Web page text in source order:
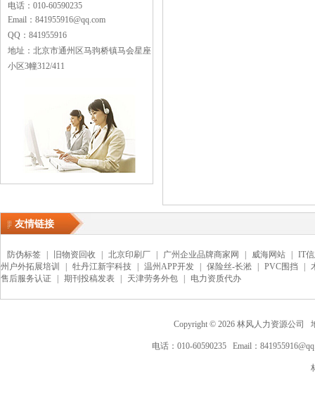
电话：010-60590235
Email：841955916@qq.com
QQ：841955916
地址：北京市通州区马驹桥镇马会星座
小区3幢312/411
友情链接
防伪标签 旧物资回收 北京印刷厂 广州企业品牌商家网 威海网站
IT
州户外拓展培训
牡丹江新宇科技 温州APP开发 保险丝-长淞 PVC围挡
售后服务认证
期刊投稿发表 天津劳务外包 电力资质代办
Copyright © 2026 林风人力资源公司
电话：010-60590235 Email：